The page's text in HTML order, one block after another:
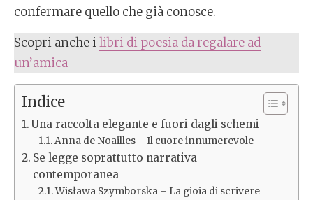
confermare quello che già conosce.
Scopri anche ilibri di poesia da regalare ad
un’amica
Indice
Una raccolta elegante e fuori dagli schemi
Anna de Noailles – Il cuore innumerevole
Se legge soprattutto narrativa
contemporanea
Wisława Szymborska – La gioia di scrivere